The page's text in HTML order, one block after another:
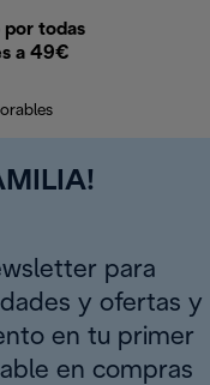
por todas
a 49€
para
y ofertas y
en tu primer
en compras